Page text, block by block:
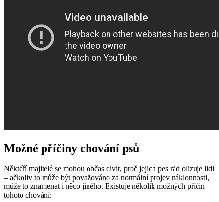
Možné příčiny chování psů
Někteří majitelé se mohou občas divit, proč jejich pes rád olizuje lidi
– ačkoliv to může být považováno za normální projev náklonnosti,
může to znamenat i něco jiného. Existuje několik možných příčin
tohoto chování: